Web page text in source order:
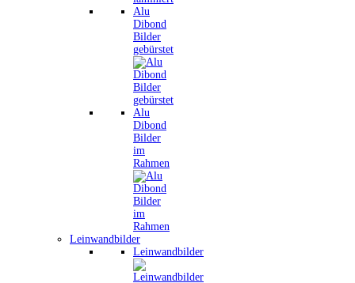
Alu
Dibond
Bilder
gebürstet
Alu
Dibond
Bilder
im
Rahmen
Leinwandbilder
Leinwandbilder